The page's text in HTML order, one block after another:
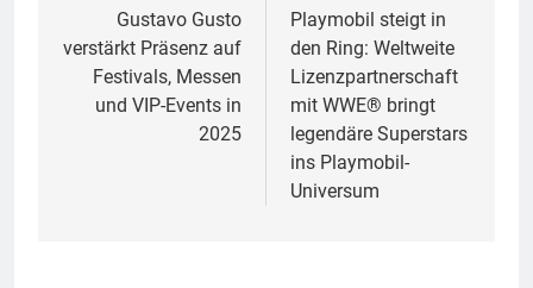
Gustavo Gusto
verstärkt Präsenz auf
Festivals, Messen
und VIP-Events in
2025
Playmobil steigt in
den Ring: Weltweite
Lizenzpartnerschaft
mit WWE® bringt
legendäre Superstars
ins Playmobil-
Universum